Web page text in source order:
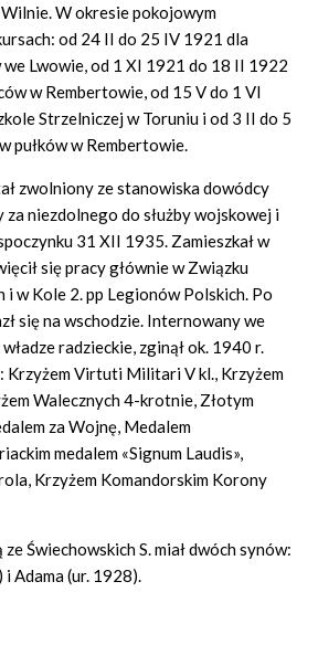
Wilnie. W okresie pokojowym
od 24 II do 25 IV 1921 dla
Lwowie, od 1 XI 1921 do 18 II 1922
w Rembertowie, od 15 V do 1 VI
Strzelniczej w Toruniu i od 3 II do 5
pułków w Rembertowie.
zwolniony ze stanowiska dowódcy
za niezdolnego do służby wojskowej i
31 XII 1935. Zamieszkał w
się pracy głównie w Związku
w Kole 2. pp Legionów Polskich. Po
się na wschodzie. Internowany we
radzieckie, zginął ok. 1940 r.
Krzyżem Virtuti Militari V kl., Krzyżem
Walecznych 4-krotnie, Złotym
za Wojnę, Medalem
medalem «Signum Laudis»,
Krzyżem Komandorskim Korony
Świechowskich S. miał dwóch synów:
i Adama (ur. 1928).